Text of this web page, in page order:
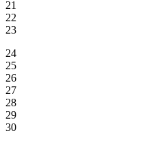
21
22
23
24
25
26
27
28
29
30